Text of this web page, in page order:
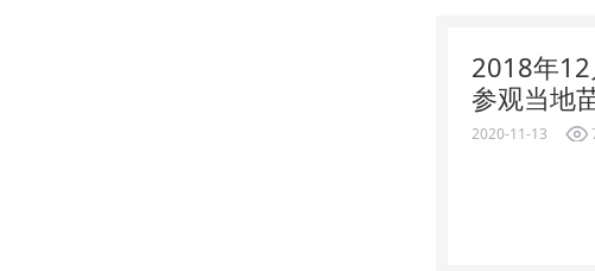
2018年
参观当地
2020-11-13